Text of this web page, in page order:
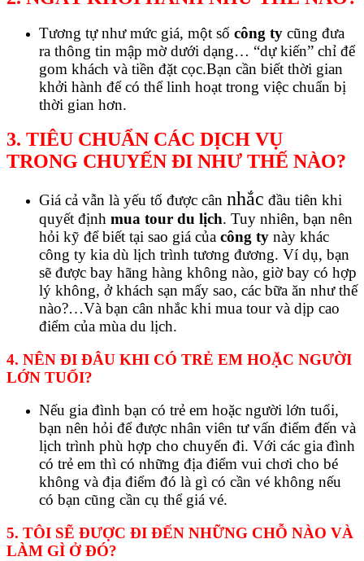
Tương tự như mức giá, một số công ty cũng đưa
ra thông tin mập mờ dưới dạng… “dự kiến” chỉ để
gom khách và tiền đặt cọc.Bạn cần biết thời gian
khởi hành để có thể linh hoạt trong việc chuẩn bị
thời gian hơn.
3. TIÊU CHUẨN CÁC DỊCH VỤ
TRONG CHUYẾN ĐI NHƯ THẾ NÀO?
Giá cả vẫn là yếu tố được cân nhắc đầu tiên khi
quyết định mua tour du lịch. Tuy nhiên, bạn nên
hỏi kỹ để biết tại sao giá của công ty này khác
công ty kia dù lịch trình tương đương. Ví dụ, bạn
sẽ được bay hãng hàng không nào, giờ bay có hợp
lý không, ở khách sạn mấy sao, các bữa ăn như thế
nào?…Và bạn cân nhắc khi mua tour và dịp cao
điểm của mùa du lịch.
4. NÊN ĐI ĐÂU KHI CÓ TRẺ EM HOẶC NGƯỜI
LỚN TUỔI?
Nếu gia đình bạn có trẻ em hoặc người lớn tuổi,
bạn nên hỏi để được nhân viên tư vấn điểm đến và
lịch trình phù hợp cho chuyến đi. Với các gia đình
có trẻ em thì có những địa điểm vui chơi cho bé
không và địa điểm đó là gì có cần vé không nếu
có bạn cũng cần cụ thể giá vé.
5. TÔI SẼ ĐƯỢC ĐI ĐẾN NHỮNG CHỖ NÀO VÀ
LÀM GÌ Ở ĐÓ?